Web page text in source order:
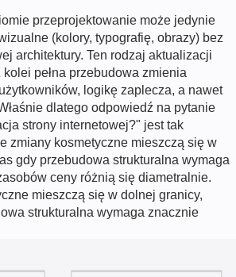
przeprojektowanie może jedynie
(kolory, typografię, obrazy) bez
architektury. Ten rodzaj aktualizacji
kolei pełna przebudowa zmienia
logikę zaplecza, a nawet
dlatego odpowiedź na pytanie
strony internetowej?" jest tak
zmiany kosmetyczne mieszczą się w
gdy przebudowa strukturalna wymaga
ceny różnią się diametralnie.
mieszczą się w dolnej granicy,
strukturalna wymaga znacznie